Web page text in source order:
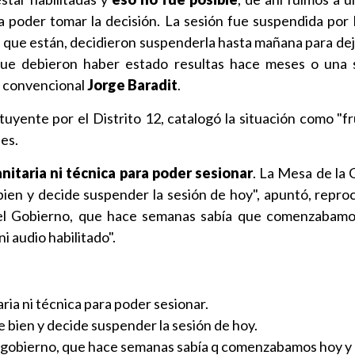
poder tomar la decisión. La sesión fue suspendida por
están, decidieron suspenderla hasta mañana para
debieron haber estado resultas hace meses o una
convencionalJorge Baradit.
por el Distrito 12, catalogó la situación como
ni técnica para poder sesionar. La Mesa de la
y decide suspender la sesión de hoy", apuntó,
Gobierno, que hace semanas sabía que
audio habilitado".
ni técnica para poder sesionar.
bien y decide suspender la sesión de hoy.
que hace semanas sabía q comenzabamos hoy y